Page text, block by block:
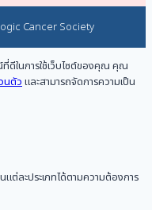
Cancer Society
ดีในการใช้เว็บไซต์ของคุณ คุณ
นตัวและสามารถจัดการความเป็น
ต่ละประเภทได้ตามความต้องการ